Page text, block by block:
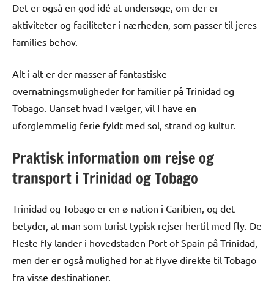
Det er også en god idé at undersøge, om der er
aktiviteter og faciliteter i nærheden, som passer til jeres
families behov.
Alt i alt er der masser af fantastiske
overnatningsmuligheder for familier på Trinidad og
Tobago. Uanset hvad I vælger, vil I have en
uforglemmelig ferie fyldt med sol, strand og kultur.
Praktisk information om rejse og
transport i Trinidad og Tobago
Trinidad og Tobago er en ø-nation i Caribien, og det
betyder, at man som turist typisk rejser hertil med fly. De
fleste fly lander i hovedstaden Port of Spain på Trinidad,
men der er også mulighed for at flyve direkte til Tobago
fra visse destinationer.